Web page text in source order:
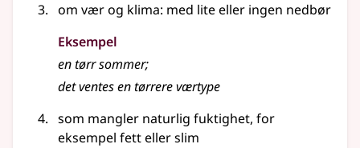
om vær og klima: med lite eller ingen nedbør
Eksempel
en tørr sommer;
det ventes en tørrere værtype
som mangler naturlig fuktighet, for
eksempel fett eller slim